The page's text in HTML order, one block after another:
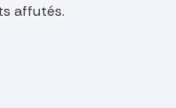
affutés.